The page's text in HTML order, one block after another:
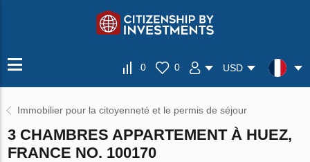
0 0 USD
Immobilier pour la citoyenneté et le permis de séjour
3 CHAMBRES APPARTEMENT À HUEZ,
FRANCE NO. 100170